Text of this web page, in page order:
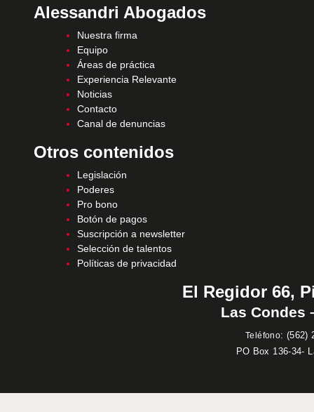
Alessandri Abogados
Nuestra firma
Equipo
Áreas de práctica
Experiencia Relevante
Noticias
Contacto
Canal de denuncias
Otros contenidos
Legislación
Poderes
Pro bono
Botón de pagos
Suscripción a newsletter
Selección de talentos
Políticas de privacidad
El Regidor 66,
Las Condes
Teléfono: (562)
PO Box 136-34-